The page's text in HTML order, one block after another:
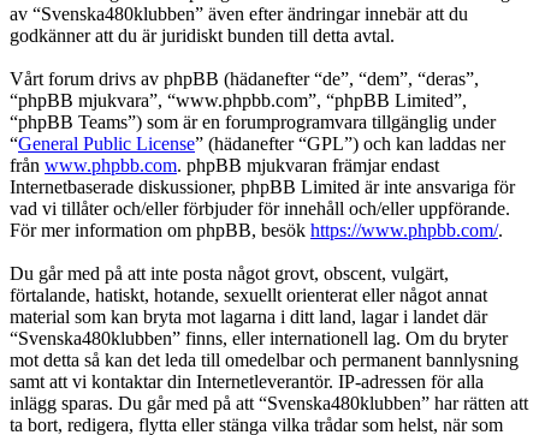
av “Svenska480klubben” även efter ändringar innebär att du
godkänner att du är juridiskt bunden till detta avtal.
Vårt forum drivs av phpBB (hädanefter “de”, “dem”, “deras”,
“phpBB mjukvara”, “www.phpbb.com”, “phpBB Limited”,
“phpBB Teams”) som är en forumprogramvara tillgänglig under
“General Public License” (hädanefter “GPL”) och kan laddas ner
från www.phpbb.com. phpBB mjukvaran främjar endast
Internetbaserade diskussioner, phpBB Limited är inte ansvariga för
vad vi tillåter och/eller förbjuder för innehåll och/eller uppförande.
För mer information om phpBB, besök https://www.phpbb.com/.
Du går med på att inte posta något grovt, obscent, vulgärt,
förtalande, hatiskt, hotande, sexuellt orienterat eller något annat
material som kan bryta mot lagarna i ditt land, lagar i landet där
“Svenska480klubben” finns, eller internationell lag. Om du bryter
mot detta så kan det leda till omedelbar och permanent bannlysning
samt att vi kontaktar din Internetleverantör. IP-adressen för alla
inlägg sparas. Du går med på att “Svenska480klubben” har rätten att
ta bort, redigera, flytta eller stänga vilka trådar som helst, när som